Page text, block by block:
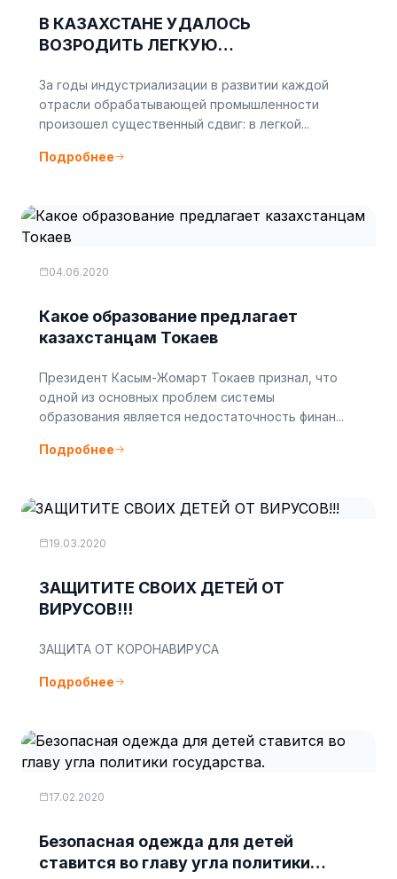
В КАЗАХСТАНЕ УДАЛОСЬ
ВОЗРОДИТЬ ЛЕГКУЮ
ПОДДЕРЖКЕ МСБ – АТАМКУЛОВ
За годы индустриализации в развитии каждой
отрасли обрабатывающей промышленности
произошел существенный сдвиг: в легкой...
Подробнее
04.06.2020
Какое образование предлагает
казахстанцам Токаев
Президент Касым-Жомарт Токаев признал, что
одной из основных проблем системы
образования является недостаточность финан...
Подробнее
19.03.2020
ЗАЩИТИТЕ СВОИХ ДЕТЕЙ ОТ
ВИРУСОВ!!!
ЗАЩИТА ОТ КОРОНАВИРУСА
Подробнее
17.02.2020
Безопасная одежда для детей
ставится во главу угла политики